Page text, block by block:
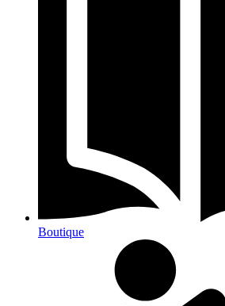
Boutique